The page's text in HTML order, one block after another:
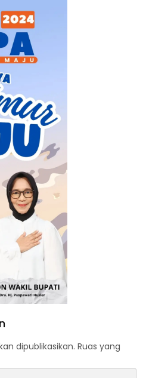
dipublikasikan. Ruas yang